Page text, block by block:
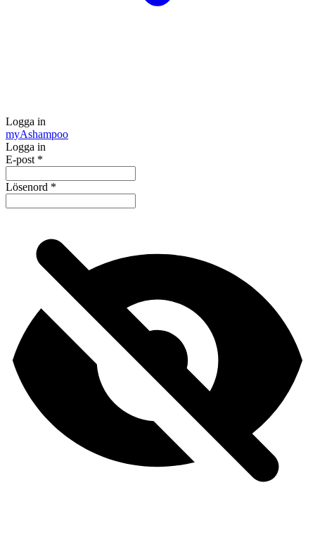
Logga in
myAshampoo
Logga in
E-post *
Lösenord *